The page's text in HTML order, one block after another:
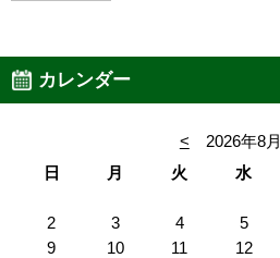
カレンダー
< 2026年8月
日
月 火 水
2
3 4 5
9
10 11 12